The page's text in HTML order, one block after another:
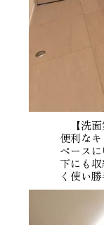
【洗面
便利な
ペース
下にも
く使い